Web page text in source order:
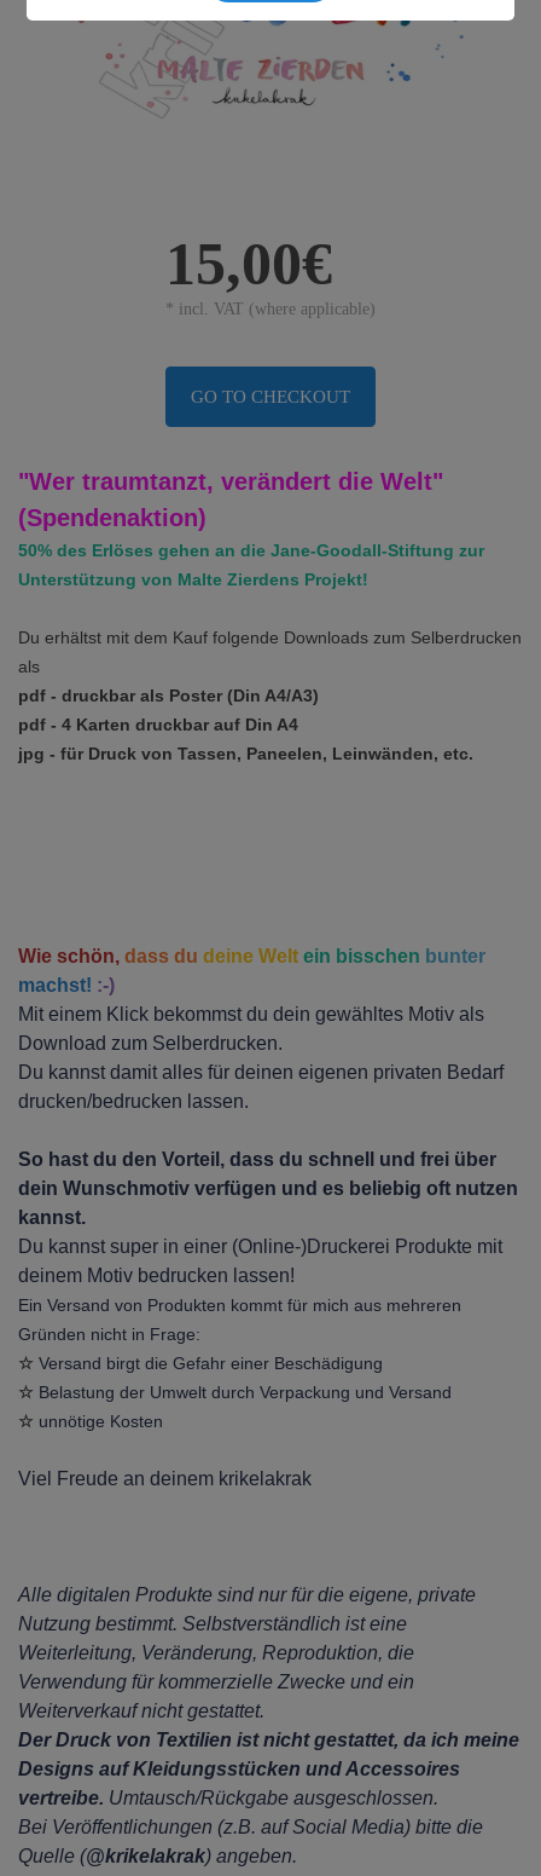
15,00€
* incl. VAT (where applicable)
GO TO CHECKOUT
"Wer traumtanzt, verändert die Welt"
(Spendenaktion)
50% des Erlöses gehen an die Jane-Goodall-Stiftung zur
Unterstützung von Malte Zierdens Projekt!
Du erhältst mit dem Kauf folgende Downloads zum Selberdrucken
als
pdf - druckbar als Poster (Din A4/A3)
pdf - 4 Karten druckbar auf Din A4
jpg - für Druck von Tassen, Paneelen, Leinwänden, etc.
Wie schön, dass du deine Welt ein bisschen bunter
machst! :-)
Mit einem Klick bekommst du dein gewähltes Motiv als
Download zum Selberdrucken.
Du kannst damit alles für deinen eigenen privaten Bedarf
drucken/bedrucken lassen.
So hast du den Vorteil, dass du schnell und frei über
dein Wunschmotiv verfügen und es beliebig oft nutzen
kannst.
Du kannst super in einer (Online-)Druckerei Produkte mit
deinem Motiv bedrucken lassen!
Ein Versand von Produkten kommt für mich aus mehreren
Gründen nicht in Frage:
☆ Versand birgt die Gefahr einer Beschädigung
☆ Belastung der Umwelt durch Verpackung und Versand
☆ unnötige Kosten
Viel Freude an deinem krikelakrak
Alle digitalen Produkte sind nur für die eigene, private
Nutzung bestimmt. Selbstverständlich ist eine
Weiterleitung, Veränderung, Reproduktion, die
Verwendung für kommerzielle Zwecke und ein
Weiterverkauf nicht gestattet.
Der Druck von Textilien ist nicht gestattet, da ich meine
Designs auf Kleidungsstücken und Accessoires
vertreibe. Umtausch/Rückgabe ausgeschlossen.
Bei Veröffentlichungen (z.B. auf Social Media) bitte die
Quelle (@krikelakrak) angeben.